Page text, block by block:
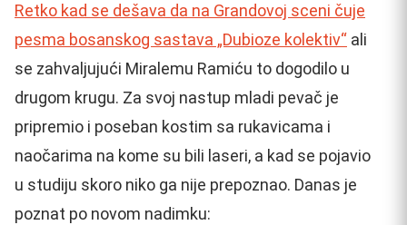
Retko kad se dešava da na Grandovoj sceni čuje
pesma bosanskog sastava „Dubioze kolektiv“ ali
se zahvaljujući Miralemu Ramiću to dogodilo u
drugom krugu. Za svoj nastup mladi pevač je
pripremio i poseban kostim sa rukavicama i
naočarima na kome su bili laseri, a kad se pojavio
u studiju skoro niko ga nije prepoznao. Danas je
poznat po novom nadimku: